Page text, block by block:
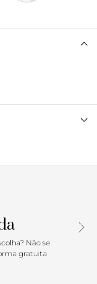
sai de moda. A
White é icônica e
verde de
nas mangas e
Vans aplicada na
com assinatura
do peito, em silk à
Não se
gratuita